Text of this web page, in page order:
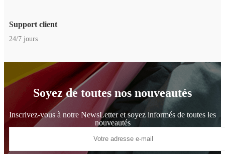
Support client
24/7 jours
Soyez de toutes nos nouveautés
Inscrivez-vous à notre NewsLetter et soyez informés de toutes les
nouveautés